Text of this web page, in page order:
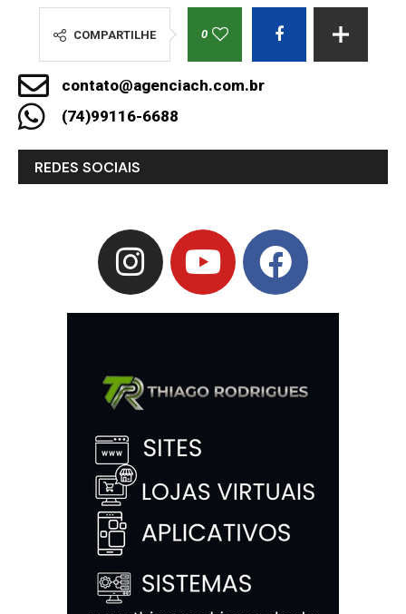
COMPARTILHE 0
contato@agenciach.com.br
(74)99116-6688
REDES SOCIAIS